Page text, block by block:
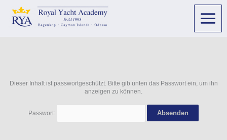
Dieser Inhalt ist passwortgeschützt. Bitte gib unten das Passwort ein, um ihn
anzeigen zu können.
Passwort: